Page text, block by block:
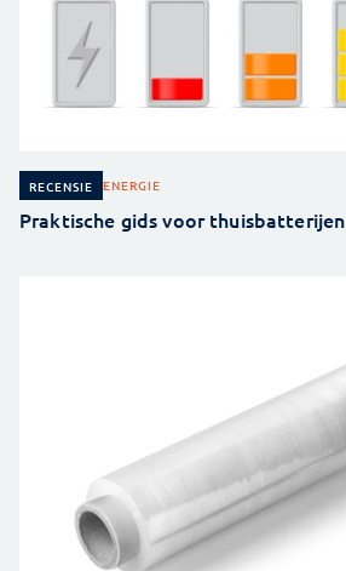
RECENSIE ENERGIE
Praktische gids voor thuisbatterijen